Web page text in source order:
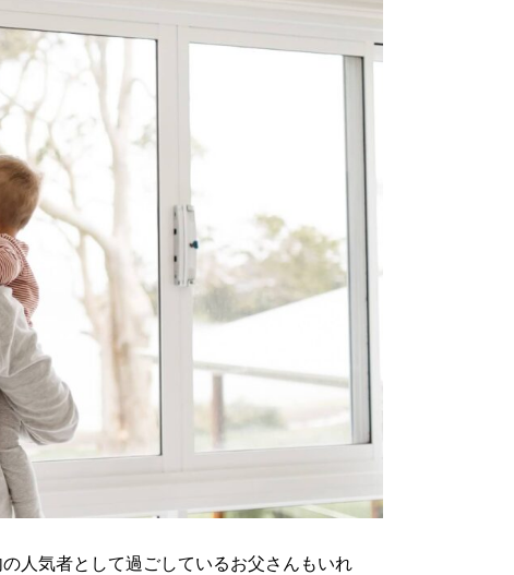
人気者として過ごしているお父さんもいれ